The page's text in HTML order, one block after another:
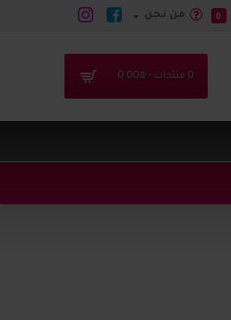
0 من نحن
0 منتجات - ₪0.00